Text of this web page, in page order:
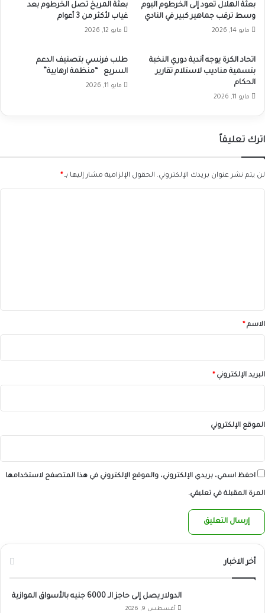
بعثة الهلال تعود إلى الخرطوم اليوم
وسط ترقب جماهير كبير في النادي
مايو 14, 2026
بعثة المريخ تصل الخرطوم بعد
غياب لأكثر من 3 أعوام
مايو 12, 2026
اتحاد الكرة يوجه أندية دوري النخبة
بتسمية مناديب لاستلام تقارير
الحكام
مايو 11, 2026
طلب فرنسي بتصنيف الدعم
السريع “منظمة ارهابية”
مايو 11, 2026
اترك تعليقاً
لن يتم نشر عنوان بريدك الإلكتروني. الحقول الإلزامية مشار إليها بـ*
*الاسم*
البريد الإلكتروني*
الموقع الإلكتروني
احفظ اسمي، بريدي الإلكتروني، والموقع الإلكتروني في هذا المتصفح لاستخدامها
المرة المقبلة في تعليقي.
أخر الاخبار
الدولار يصل إلى حاجز الـ 6000 جنيه بالأسواق الموازية
أغسطس 9, 2026